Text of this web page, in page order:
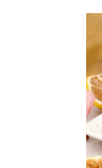
принимать
никакого кипятка